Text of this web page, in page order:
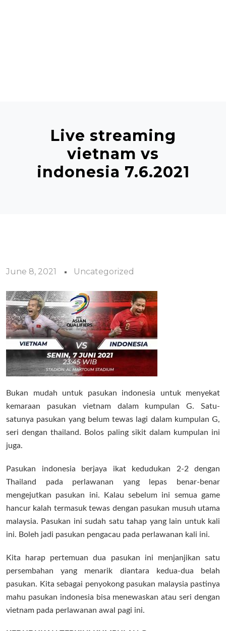
Live streaming
vietnam vs
indonesia 7.6.2021
June 8, 2021 Uncategorized
Bukan mudah untuk pasukan indonesia untuk menyekat
kemaraan pasukan vietnam dalam kumpulan G. Satu-
satunya pasukan yang belum tewas lagi dalam kumpulan G,
seri dengan thailand. Bolos paling sikit dalam kumpulan ini
juga.
Pasukan indonesia berjaya ikat kedudukan 2-2 dengan
Thailand pada perlawanan yang lepas benar-benar
mengejutkan pasukan ini. Kalau sebelum ini semua game
hancur kalah termasuk tewas dengan pasukan musuh utama
malaysia. Pasukan ini sudah satu tahap yang lain untuk kali
ini. Boleh jadi pasukan pengacau pada perlawanan kali ini.
Kita harap pertemuan dua pasukan ini menjanjikan satu
persembahan yang menarik diantara kedua-dua belah
pasukan. Kita sebagai penyokong pasukan malaysia pastinya
mahu pasukan indonesia bisa menewaskan atau seri dengan
vietnam pada perlawanan awal pagi ini.